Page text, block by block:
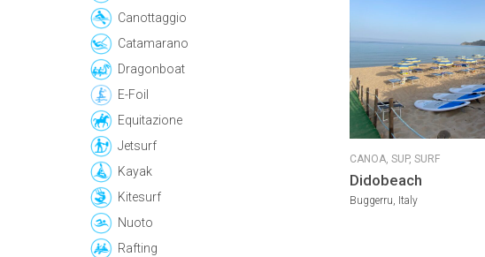
Canottaggio
Catamarano
Dragonboat
E-Foil
Equitazione
Jetsurf
Kayak
Kitesurf
Nuoto
Rafting
CANOA, SUP, SURF
Didobeach
Buggerru, Italy